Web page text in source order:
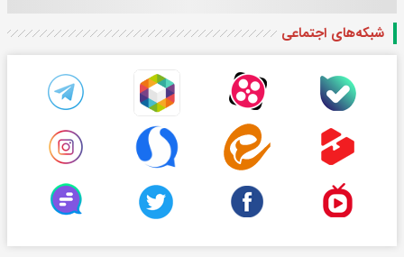
شبکه‌های اجتماعی